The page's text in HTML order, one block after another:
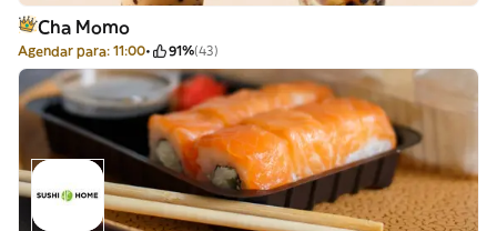
Cha Momo
Agendar para: 11:00 91%(43)